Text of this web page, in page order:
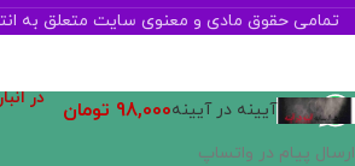
تمامی حقوق مادی و معنوی سایت متعلق به
آیینه در آیینه98,000 تومان در
ارسال پیام در واتساپ